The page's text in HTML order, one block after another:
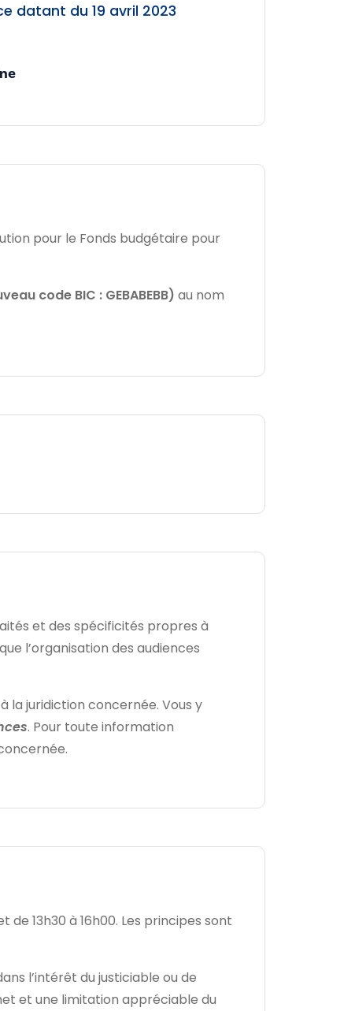
datant du 19 avril 2023
pour le Fonds budgétaire pour
code BIC : GEBABEBB) au nom
et des spécificités propres à
l’organisation des audiences
la juridiction concernée. Vous y
. Pour toute information
de 13h30 à 16h00. Les principes sont
l’intérêt du justiciable ou de
et une limitation appréciable du